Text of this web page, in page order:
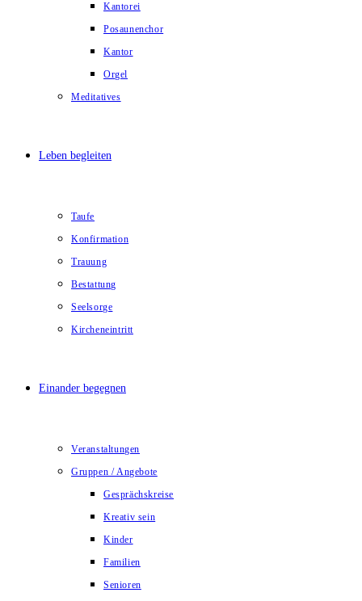
Kantorei
Posaunenchor
Kantor
Orgel
Meditatives
Leben begleiten
Taufe
Konfirmation
Trauung
Bestattung
Seelsorge
Kircheneintritt
Einander begegnen
Veranstaltungen
Gruppen / Angebote
Gesprächskreise
Kreativ sein
Kinder
Familien
Senioren